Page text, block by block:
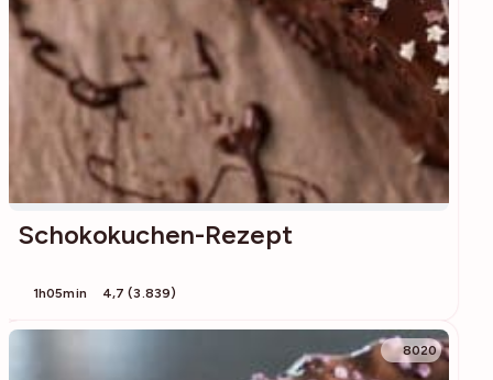
Schokokuchen-Rezept
1h05min 4,7 (3.839)
8020